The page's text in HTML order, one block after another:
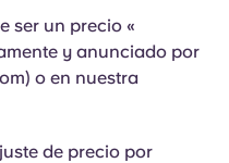
ser un precio «
y anunciado por
o en nuestra
de precio por